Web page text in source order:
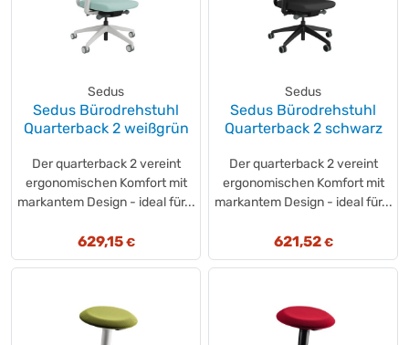
Sedus
Sedus Bürodrehstuhl
Quarterback 2 weißgrün
Der quarterback 2 vereint
ergonomischen Komfort mit
markantem Design - ideal für...
629,15€
Sedus
Sedus Bürodrehstuhl
Quarterback 2 schwarz
Der quarterback 2 vereint
ergonomischen Komfort mit
markantem Design - ideal für...
621,52€